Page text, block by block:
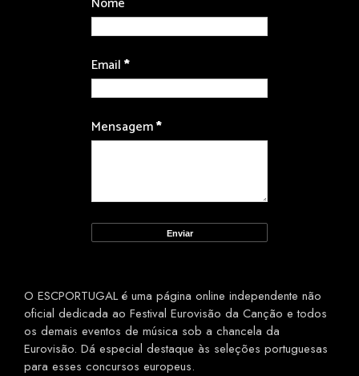
Email*
Mensagem*
O ESCPORTUGAL é uma página online independente não
oficial dedicada ao Festival Eurovisão da Canção e todos
os demais eventos de música sob a chancela da
Eurovisão. Dá especial destaque às seleções portuguesas
para esses concursos europeus.